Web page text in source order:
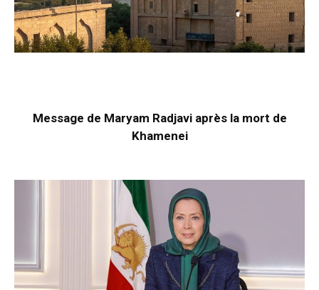
Message de Maryam Radjavi après la mort de
Khamenei